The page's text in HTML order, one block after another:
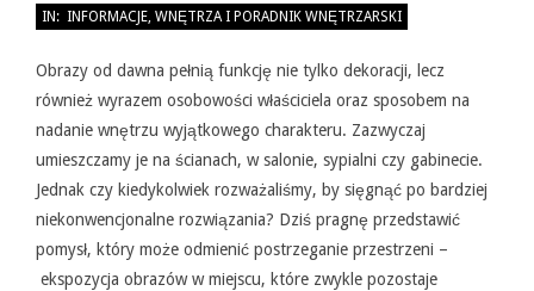
2026-
31
IN: INFORMACJE, WNĘTRZA I PORADNIK WNĘTRZARSKI
Obrazy od dawna pełnią funkcję nie tylko dekoracji, lecz
również wyrazem osobowości właściciela oraz sposobem na
nadanie wnętrzu wyjątkowego charakteru. Zazwyczaj
umieszczamy je na ścianach, w salonie, sypialni czy gabinecie.
Jednak czy kiedykolwiek rozważaliśmy, by sięgnąć po bardziej
niekonwencjonalne rozwiązania? Dziś pragnę przedstawić
pomysł, który może odmienić postrzeganie przestrzeni –
ekspozycja obrazów w miejscu, które zwykle pozostaje